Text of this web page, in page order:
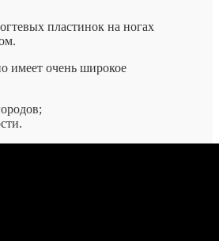
пластинок на ногах
имеет очень широкое